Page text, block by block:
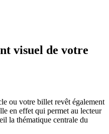
visuel de votre
ou votre billet revêt également
en effet qui permet au lecteur
la thématique centrale du